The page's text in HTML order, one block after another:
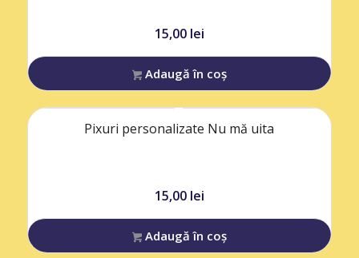
15,00 lei
Adaugă în coș
Pixuri personalizate Nu mă uita
15,00 lei
Adaugă în coș